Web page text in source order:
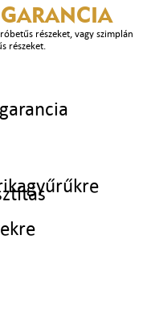
GARANCIA
részeket, vagy szimplán
részeket.